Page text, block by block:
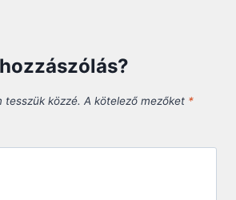
tesszük közzé. A kötelező mezőket *